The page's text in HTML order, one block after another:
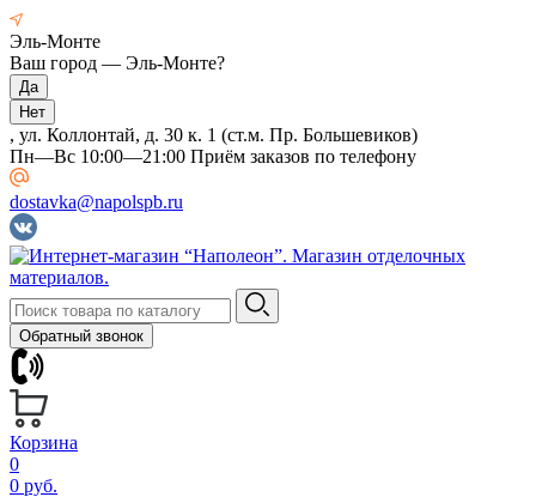
Эль-Монте
Ваш город — Эль-Монте?
, ул. Коллонтай, д. 30 к. 1 (ст.м. Пр. Большевиков)
Пн—Вс 10:00—21:00 Приём заказов по телефону
dostavka@napolspb.ru
Обратный звонок
Корзина
0
0 руб.